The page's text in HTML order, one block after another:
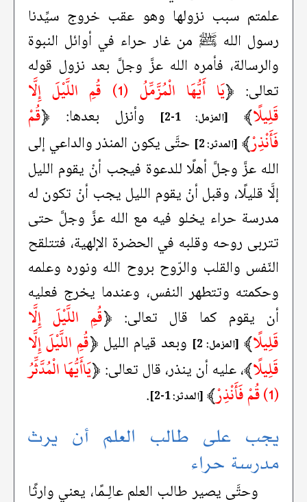
علمتم سبب نزولها وهو عقب خروج سيِّدنا
رسول الله ﷺ من غار حراء في أوائل النبوة
والرسالة، فأمره الله عزَّ وجلَّ بعد نزول قوله
تعالى: ﴿
يَا أَيُّهَا الْمُزَّمِّلُ (1) قُمِ اللَّيْلَ إِلَّا
قَلِيلًا﴾ [المزمل: 1-2] وأنزل بعدها: ﴿قُمْ
فَأَنْذِرْ﴾ [المدثر: 2]
حتَّى يكون المنذر والداعي إلى
الله عزَّ وجلَّ أهلًا للدعوة فيجب أنْ يقوم الليل
إلَّا قليلًا، وقبل أنْ يقوم الليل يجب أنْ تكون له
مدرسة حراء يخلو فيه مع الله عزَّ وجلَّ حتى
تتربى روحه وقلبه في الحضرة الإلهية، فتتلقح
النّفس والقلب والرّوح بروح الله ونوره وعلمه
وحكمته وتتطهر النفس، وعندما يخرج فعليه
أن يقوم كما قال تعالى: ﴿قُمِ اللَّيْلَ إِلَّا
قَلِيلًا﴾ [المزمل: 2] وبعد قيام الليل ﴿قُمِ اللَّيْلَ إِلَّا
قَلِيلًا﴾، عليه أن ينذر، قال تعالى: ﴿يَاأَيُّهَا الْمُدَّثِّرُ
(1) قُمْ فَأَنْذِرْ
﴾ [المدثر: 1-2] .
يجب على طالب العلم أن يرث
مدرسة حراء
وحتَّى يصير طالب العلم عالِـمًا، يعني وارثًا